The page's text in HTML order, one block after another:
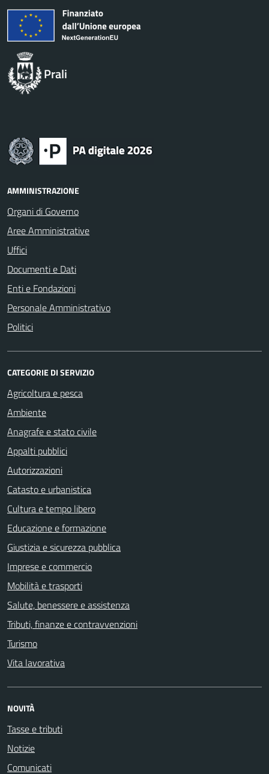
Prali
AMMINISTRAZIONE
Organi di Governo
Aree Amministrative
Uffici
Documenti e Dati
Enti e Fondazioni
Personale Amministrativo
Politici
CATEGORIE DI SERVIZIO
Agricoltura e pesca
Ambiente
Anagrafe e stato civile
Appalti pubblici
Autorizzazioni
Catasto e urbanistica
Cultura e tempo libero
Educazione e formazione
Giustizia e sicurezza pubblica
Imprese e commercio
Mobilità e trasporti
Salute, benessere e assistenza
Tributi, finanze e contravvenzioni
Turismo
Vita lavorativa
NOVITÀ
Tasse e tributi
Notizie
Comunicati